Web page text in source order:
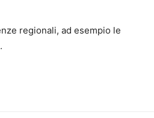
regionali, ad esempio le